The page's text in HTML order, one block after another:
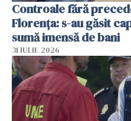
Controale fără
Florența: s-au găsit
sumă imensă de bani
31 IULIE 2026